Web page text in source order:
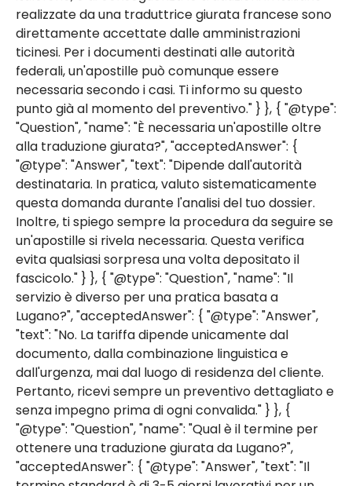
realizzate da una traduttrice giurata francese sono
direttamente accettate dalle amministrazioni
ticinesi. Per i documenti destinati alle autorità
federali, un'apostille può comunque essere
necessaria secondo i casi. Ti informo su questo
punto già al momento del preventivo." } }, { "@type":
"Question", "name": "È necessaria un'apostille oltre
alla traduzione giurata?", "acceptedAnswer": {
"@type": "Answer", "text": "Dipende dall'autorità
destinataria. In pratica, valuto sistematicamente
questa domanda durante l'analisi del tuo dossier.
Inoltre, ti spiego sempre la procedura da seguire se
un'apostille si rivela necessaria. Questa verifica
evita qualsiasi sorpresa una volta depositato il
fascicolo." } }, { "@type": "Question", "name": "Il
servizio è diverso per una pratica basata a
Lugano?", "acceptedAnswer": { "@type": "Answer",
"text": "No. La tariffa dipende unicamente dal
documento, dalla combinazione linguistica e
dall'urgenza, mai dal luogo di residenza del cliente.
Pertanto, ricevi sempre un preventivo dettagliato e
senza impegno prima di ogni convalida." } }, {
"@type": "Question", "name": "Qual è il termine per
ottenere una traduzione giurata da Lugano?",
"acceptedAnswer": { "@type": "Answer", "text": "Il